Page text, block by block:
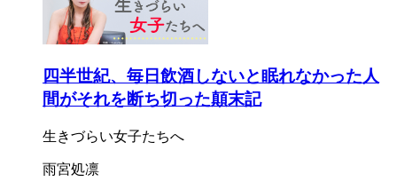
四半世紀、毎日飲酒しないと眠れなかった人
間がそれを断ち切った顛末記
生きづらい女子たちへ
雨宮処凛